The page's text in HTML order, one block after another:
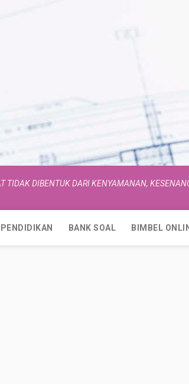
TIDAK DIBENTUK DARI KENYAMANAN,
BANK SOAL BIMBEL